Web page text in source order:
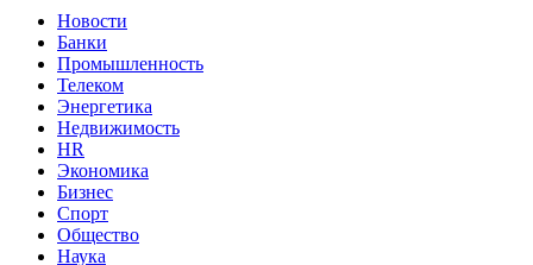
Новости
Банки
Промышленность
Телеком
Энергетика
Недвижимость
HR
Экономика
Бизнес
Спорт
Общество
Наука